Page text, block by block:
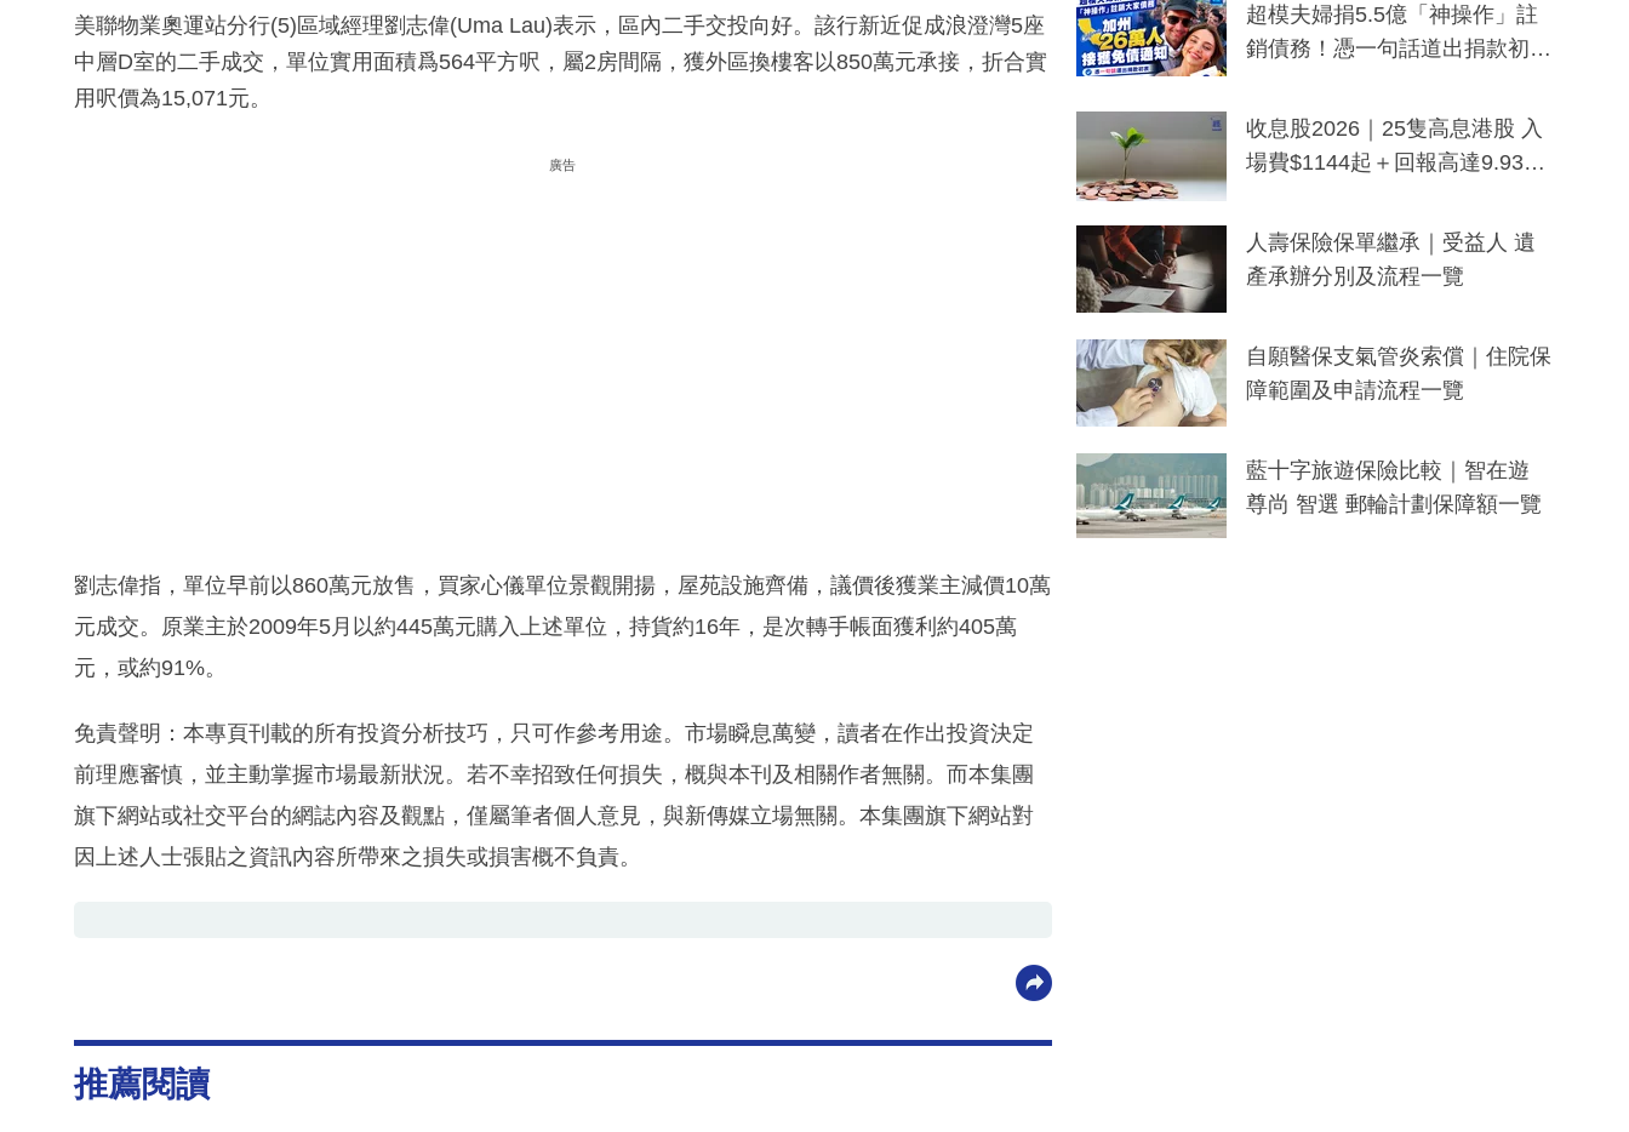
美聯物業奧運站分行(5)區域經理劉志偉(Uma Lau)表示，區內二手交投向好。該行新近促成浪澄灣5座
中層D室的二手成交，單位實用面積爲564平方呎，屬2房間隔，獲外區換樓客以850萬元承接，折合實
用呎價為15,071元。
廣告
劉志偉指，單位早前以860萬元放售，買家心儀單位景觀開揚，屋苑設施齊備，議價後獲業主減價10萬
元成交。原業主於2009年5月以約445萬元購入上述單位，持貨約16年，是次轉手帳面獲利約405萬
元，或約91%。
免責聲明：本專頁刊載的所有投資分析技巧，只可作參考用途。市場瞬息萬變，讀者在作出投資決定
前理應審慎，並主動掌握市場最新狀況。若不幸招致任何損失，概與本刊及相關作者無關。而本集團
旗下網站或社交平台的網誌內容及觀點，僅屬筆者個人意見，與新傳媒立場無關。本集團旗下網站對
因上述人士張貼之資訊內容所帶來之損失或損害概不負責。
推薦閱讀
超模夫婦捐5.5億「神操作」註
銷債務！憑一句話道出捐款初
一度被誤當詐騙手段
收息股2026｜25隻高息港股 入
場費$1144起＋回報高達9.93
人壽保險保單繼承｜受益人 遺
產承辦分別及流程一覽
自願醫保支氣管炎索償｜住院保
障範圍及申請流程一覽
藍十字旅遊保險比較｜智在遊
尊尚 智選 郵輪計劃保障額一覽